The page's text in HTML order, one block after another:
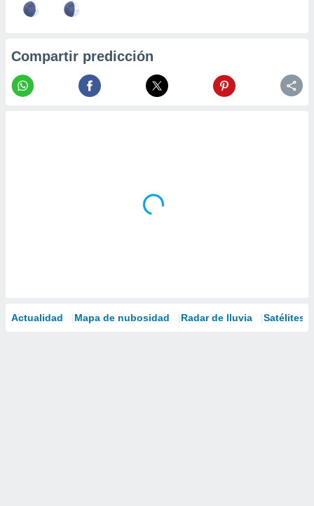
Compartir predicción
Actualidad Mapa de nubosidad Radar de lluvia Satélites